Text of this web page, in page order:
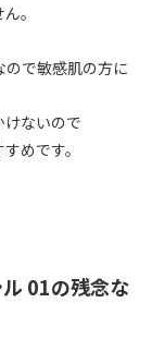
。
で敏感肌の方に
ないので
めです。
01の残念な